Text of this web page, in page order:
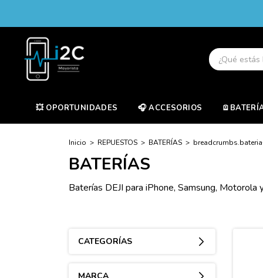
💥 OPORTUNIDADES 🎧 ACCESORIOS
Inicio > REPUESTOS > BATERÍAS >
BATERÍAS
Baterías DEJI para iPhone, Samsung, Motorola
CATEGORÍAS